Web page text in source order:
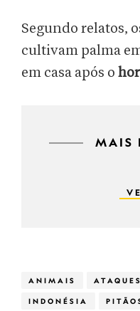
Segundo relatos,
cultivam palma
em casa após o
MAIS
ANIMAIS
INDONÉSIA